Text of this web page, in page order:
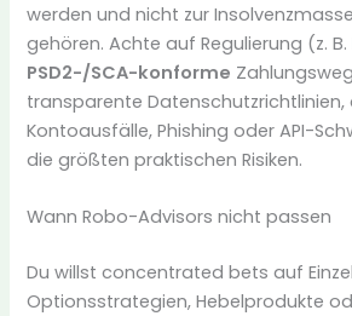
werden und nicht zur
gehören. Achte auf Regulierung (z. B.
PSD2-/SCA-konforme
transparente Datenschutzrichtlinien,
Kontoausfälle, Phishing oder API-
die größten praktischen Risiken.
Wann Robo-Advisors nicht passen
Du willst concentrated bets auf
Optionsstrategien, Hebelprodukte